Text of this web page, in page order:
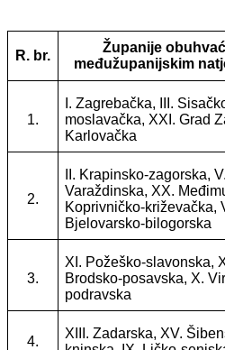
R. br.
Županije
međužupanijskim
1.
I. Zagrebačka, III.
moslavačka, XXI. Grad
Karlovačka
2.
II. Krapinsko-zagorska, V.
Varaždinska, XX.
Koprivničko-križevačka,
Bjelovarsko-bilogorska
3.
XI. Požeško-slavonska,
Brodsko-posavska, X.
podravska
4.
XIII. Zadarska, XV.